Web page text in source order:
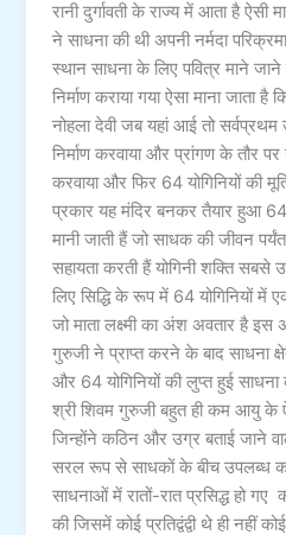
रानी दुर्गावती के राज्य में आता है ऐसी
ने साधना की थी अपनी नर्मदा
स्थान साधना के लिए पवित्र माने जाने
निर्माण कराया गया ऐसा माना जाता है
नोहला देवी जब यहां आई तो
निर्माण करवाया और प्रांगण के तौर पर
करवाया और फिर 64 योगिनियों की
प्रकार यह मंदिर बनकर तैयार हुआ 64
मानी जाती हैं जो साधक की जीवन
सहायता करती हैं योगिनी शक्ति सबसे
लिए सिद्धि के रूप में 64 योगिनियों में एक
जो माता लक्ष्मी का अंश अवतार है इस
गुरुजी ने प्राप्त करने के बाद साधना
और 64 योगिनियों की लुप्त हुई साधना
श्री शिवम गुरुजी बहुत ही कम आयु के
जिन्होंने कठिन और उग्र बताई जाने
सरल रूप से साधकों के बीच उपलब्ध
साधनाओं में रातों-रात प्रसिद्ध हो गए
की जिसमें कोई प्रतिद्वंद्वी थे ही